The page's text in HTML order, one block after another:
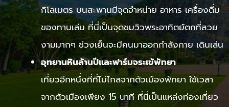
กิโลเมตร บนสะพานมีจุดจำหน่าย อาหาร เครื่องดื่ม
ของทานเล่น ที่นี่เป็นจุดชมวิวพระอาทิตย์ตกที่สวย
งามมากๆ ช่วงเย็นจะมีคนมาออกกำลังกาย เดินเล่น
อุทยานหินล้านปีและฟาร์มจระเข้พัทยา
เที่ยวอีกหนึ่งที่ที่ไม่ไกลจากตัวเมืองพัทยา ใช้เวลา
จากตัวเมืองเพียง 15 นาที ที่นี่เป็นแหล่งท่องเที่ยว